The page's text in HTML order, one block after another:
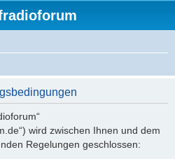
wird zwischen Ihnen und dem
Regelungen geschlossen: